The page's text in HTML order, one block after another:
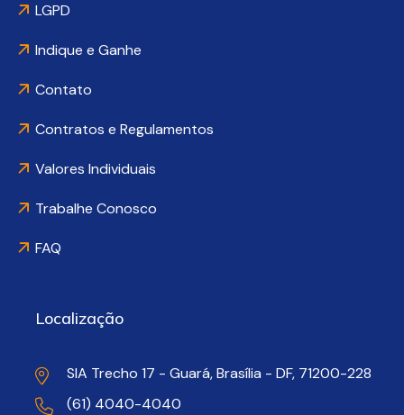
LGPD
Indique e Ganhe
Contato
Contratos e Regulamentos
Valores Individuais
Trabalhe Conosco
FAQ
Localização
SIA Trecho 17 - Guará, Brasília - DF, 71200-228
(61) 4040-4040